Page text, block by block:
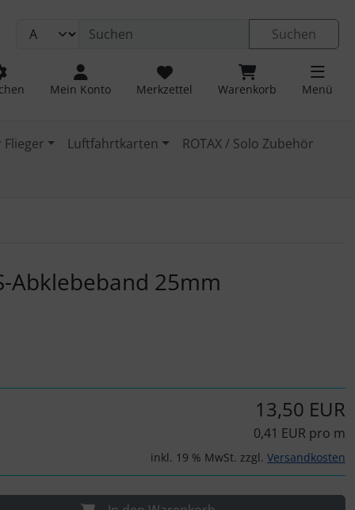
Suchen
Mein Konto Merkzettel Warenkorb Menü
Luftfahrtkarten ROTAX / Solo Zubehör
Abklebeband 25mm
13,50 EUR
0,41 EUR pro m
inkl. 19 % MwSt. zzgl. Versandkosten